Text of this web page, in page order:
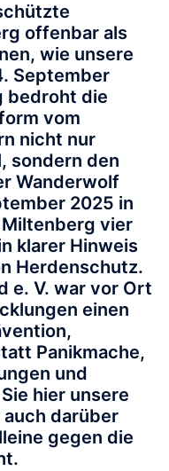
offenbar als
wie unsere
September
bedroht die
vom
nicht nur
sondern den
Wanderwolf
2025 in
vier
klarer Hinweis
Herdenschutz.
e. V. war vor Ort
einen
Panikmache,
und
hier unsere
darüber
gegen die